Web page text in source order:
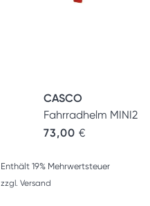
CASCO
Fahrradhelm MINI2
73,00 €
Enthält 19% Mehrwertsteuer
zzgl. Versand